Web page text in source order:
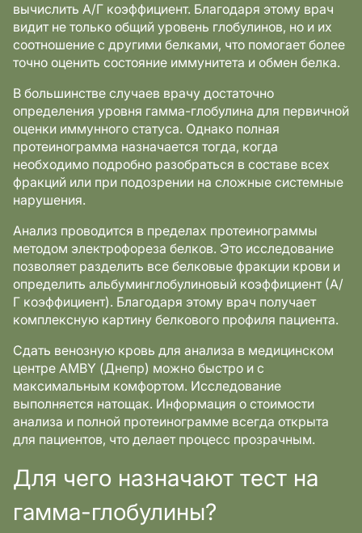
вычислить А/Г коэффициент. Благодаря этому врач
видит не только общий уровень глобулинов, но и их
соотношение с другими белками, что помогает более
точно оценить состояние иммунитета и обмен белка.
В большинстве случаев врачу достаточно
определения уровня гамма-глобулина для первичной
оценки иммунного статуса. Однако полная
протеинограмма назначается тогда, когда
необходимо подробно разобраться в составе всех
фракций или при подозрении на сложные системные
нарушения.
Анализ проводится в пределах протеинограммы
методом электрофореза белков. Это исследование
позволяет разделить все белковые фракции крови и
определить альбуминглобулиновый коэффициент (А/
Г коэффициент). Благодаря этому врач получает
комплексную картину белкового профиля пациента.
Сдать венозную кровь для анализа в медицинском
центре AMBY (Днепр) можно быстро и с
максимальным комфортом. Исследование
выполняется натощак. Информация о стоимости
анализа и полной протеинограмме всегда открыта
для пациентов, что делает процесс прозрачным.
Для чего назначают тест на
гамма-глобулины?